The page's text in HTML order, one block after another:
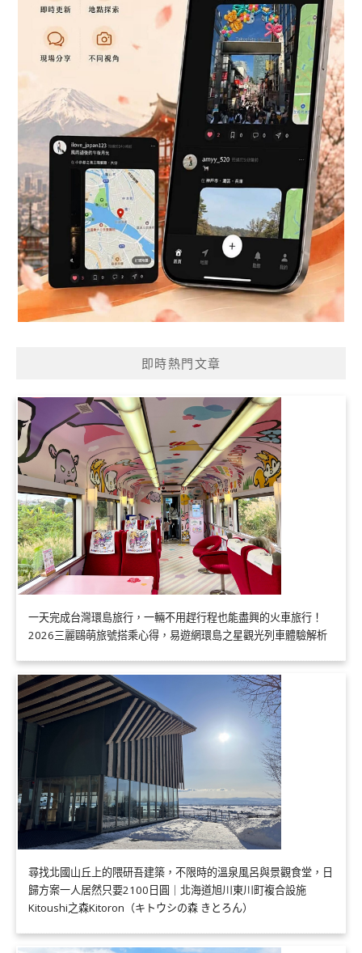
即時熱門文章
一天完成台灣環島旅行，一輛不用趕行程也能盡興的火車旅行！
2026三麗鷗萌旅號搭乘心得，易遊網環島之星觀光列車體驗解析
尋找北國山丘上的隈研吾建築，不限時的溫泉風呂與景觀食堂，日
歸方案一人居然只要2100日圓｜北海道旭川東川町複合設施
Kitoushi之森Kitoron（キトウシの森 きとろん）